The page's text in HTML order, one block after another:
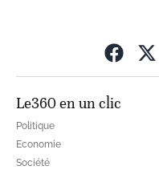
Le360 en un clic
Politique
Economie
Société